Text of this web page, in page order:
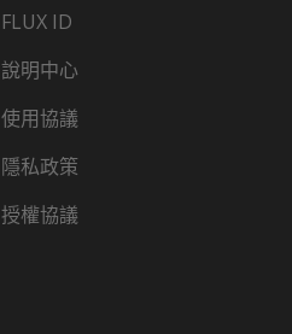
FLUX ID
說明中心
使用協議
隱私政策
授權協議